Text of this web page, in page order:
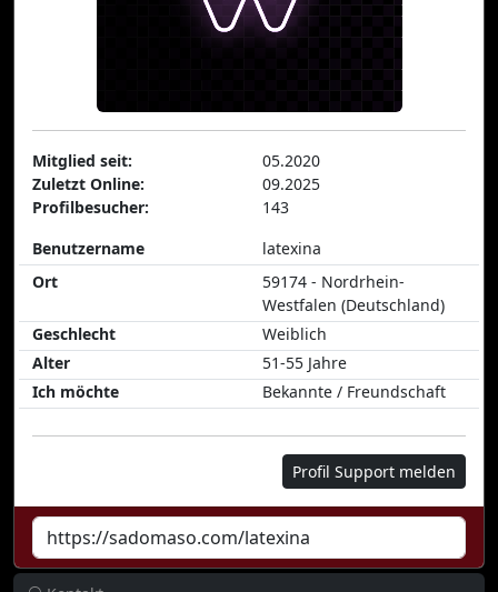
Mitglied seit:
05.2020
Zuletzt Online:
09.2025
Profilbesucher:
143
Benutzername
latexina
Ort
59174 - Nordrhein-
Westfalen (Deutschland)
Geschlecht
Weiblich
Alter
51-55 Jahre
Ich möchte
Bekannte / Freundschaft
Profil Support melden